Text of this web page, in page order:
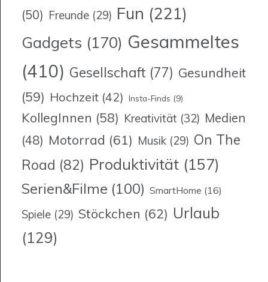
(50) Freunde (29) Fun (221)
Gadgets (170) Gesammeltes
(410) Gesellschaft (77) Gesundheit
(59) Hochzeit (42) Insta-Finds (9)
KollegInnen (58) Kreativität (32) Medien
(48) Motorrad (61) Musik (29) On The
Road (82) Produktivität (157)
Serien&Filme (100) SmartHome (16)
Spiele (29) Stöckchen (62) Urlaub
(129)